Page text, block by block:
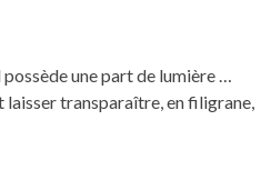
une part de lumière …
laisser transparaître, en filigrane,